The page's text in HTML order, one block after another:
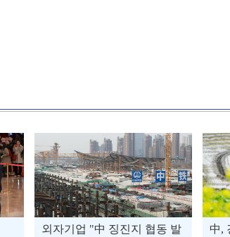
외자기업 "中 징진지 협동 발
中,